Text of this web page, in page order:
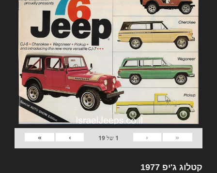
«
‹
1 של19
›
»
קטלוג ג'יפ 1977